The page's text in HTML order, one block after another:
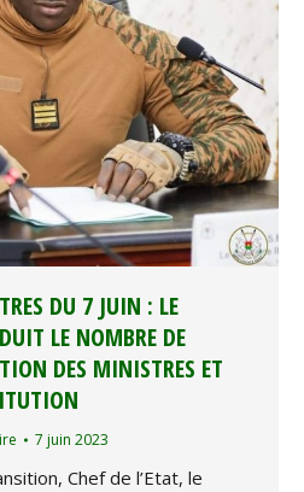
DU 7 JUIN : LE
LE NOMBRE DE
DES MINISTRES ET
7 juin 2023
Chef de l’Etat, le